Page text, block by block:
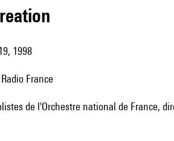
1998
Radio France
de l'Orchestre national de France,